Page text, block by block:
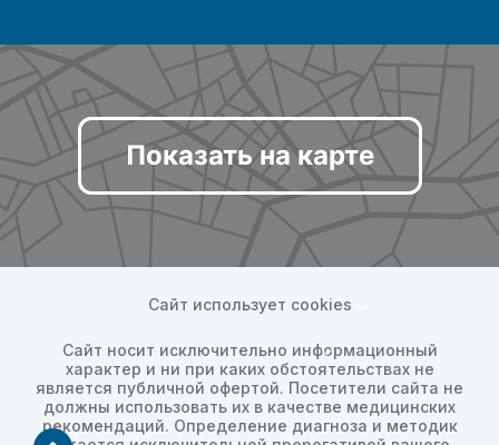
Показать на карте
Сайт использует cookies
Сайт носит исключительно информационный
характер и ни при каких обстоятельствах не
является публичной офертой. Посетители сайта не
должны использовать их в качестве медицинских
рекомендаций. Определение диагноза и методик